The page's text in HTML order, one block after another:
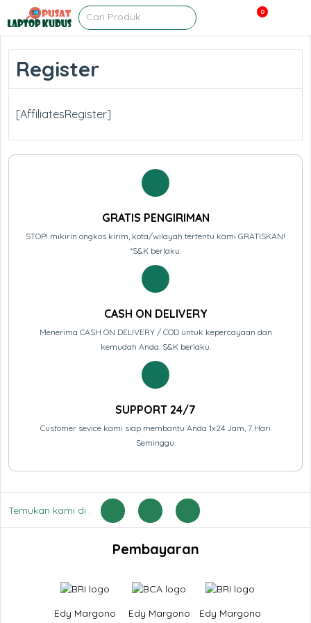
0
Register
[AffiliatesRegister]
GRATIS PENGIRIMAN
STOP! mikirin ongkos kirim, kota/wilayah tertentu kami GRATISKAN!
*S&K berlaku.
CASH ON DELIVERY
Menerima CASH ON DELIVERY / COD untuk kepercayaan dan
kemudah Anda. S&K berlaku.
SUPPORT 24/7
Customer sevice kami siap membantu Anda 1x24 Jam, 7 Hari
Seminggu.
Temukan kami di :
Pembayaran
Edy Margono
Edy Margono
Edy Margono